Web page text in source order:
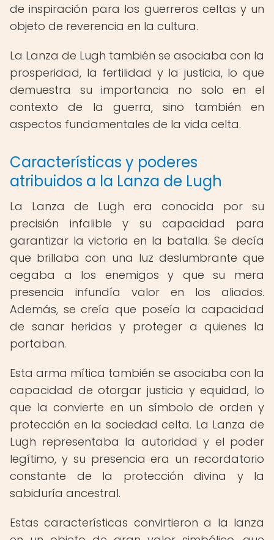
de inspiración para los guerreros celtas y un
objeto de reverencia en la cultura.
La Lanza de Lugh también se asociaba con la
prosperidad, la fertilidad y la justicia, lo que
demuestra su importancia no solo en el
contexto de la guerra, sino también en
aspectos fundamentales de la vida celta.
Características y poderes
atribuidos a la Lanza de Lugh
La Lanza de Lugh era conocida por su
precisión infalible y su capacidad para
garantizar la victoria en la batalla. Se decía
que brillaba con una luz deslumbrante que
cegaba a los enemigos y que su mera
presencia infundía valor en los aliados.
Además, se creía que poseía la capacidad
de sanar heridas y proteger a quienes la
portaban.
Esta arma mítica también se asociaba con la
capacidad de otorgar justicia y equidad, lo
que la convierte en un símbolo de orden y
protección en la sociedad celta. La Lanza de
Lugh representaba la autoridad y el poder
legítimo, y su presencia era un recordatorio
constante de la protección divina y la
sabiduría ancestral.
Estas características convirtieron a la lanza